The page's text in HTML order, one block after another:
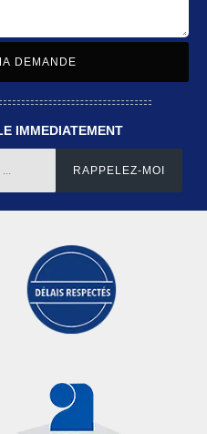
IMMEDIATEMENT